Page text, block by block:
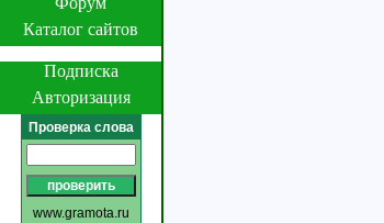
Каталог сайтов
Подписка
Авторизация
Проверка слова
www.gramota.ru